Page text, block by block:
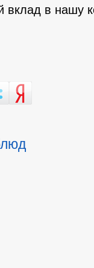
в нашу